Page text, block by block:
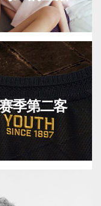
季第二客